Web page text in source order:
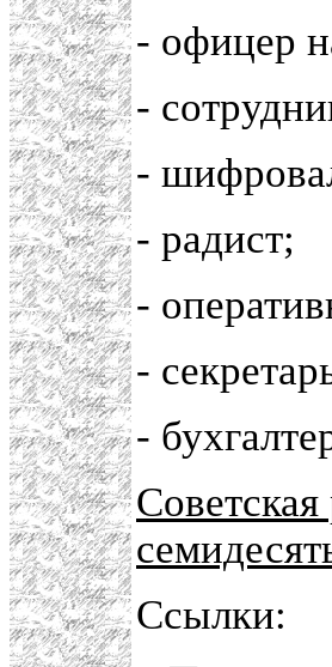
- офицер
-
-
- радист;
-
-
-
Ссылки: